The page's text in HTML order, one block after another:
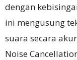
dengan
ini mengusung
suara secara
Noise